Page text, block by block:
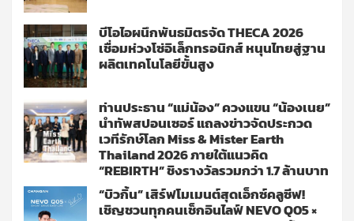
บีโอไอผนึกพันธมิตรจัด THECA 2026
เชื่อมห่วงโซ่อิเล็กทรอนิกส์ หนุนไทยสู่ฐาน
ผลิตเทคโนโลยีขั้นสูง
ท่านประธาน “แม่น้อง” ควงแขน “น้องเนย”
นำทัพสปอนเซอร์ แถลงข่าวจัดประกวด
เวทีรักษ์โลก Miss & Mister Earth
Thailand 2026 ภายใต้แนวคิด
“REBIRTH” ชิงรางวัลรวมกว่า 1.7 ล้านบาท
“บิวกิ้น” เสิร์ฟโมเมนต์สุดเอ็กซ์คลูซีฟ!
เชิญชวนทุกคนเช็กอินไลฟ์ NEVO Q05 ×